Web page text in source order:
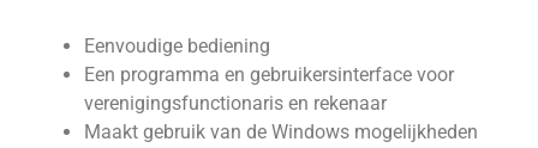
Eenvoudige bediening
Een programma en gebruikersinterface voor
verenigingsfunctionaris en rekenaar
Maakt gebruik van de Windows mogelijkheden